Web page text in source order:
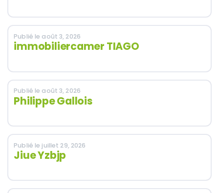
Publié le août 3, 2026
immobiliercamer TIAGO
Publié le août 3, 2026
Philippe Gallois
Publié le juillet 29, 2026
Jiue Yzbjp